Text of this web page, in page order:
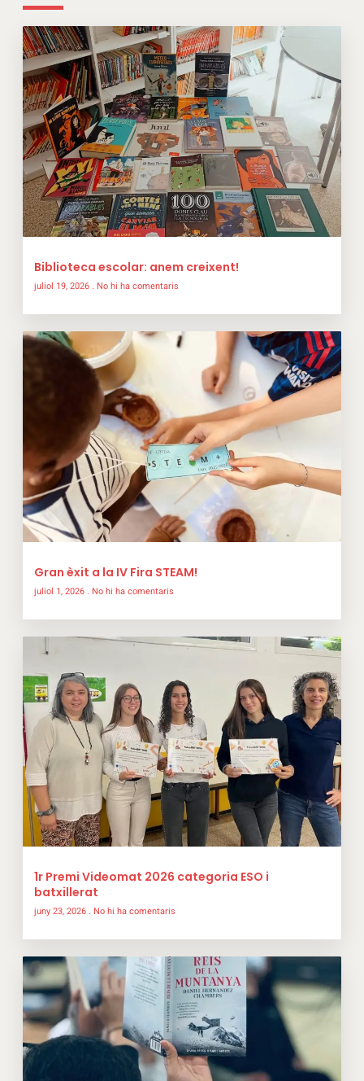
Biblioteca escolar: anem creixent!
juliol 19, 2026 No hi ha comentaris
Gran èxit a la IV Fira STEAM!
juliol 1, 2026 No hi ha comentaris
1r Premi Videomat 2026 categoria ESO i
batxillerat
juny 23, 2026 No hi ha comentaris